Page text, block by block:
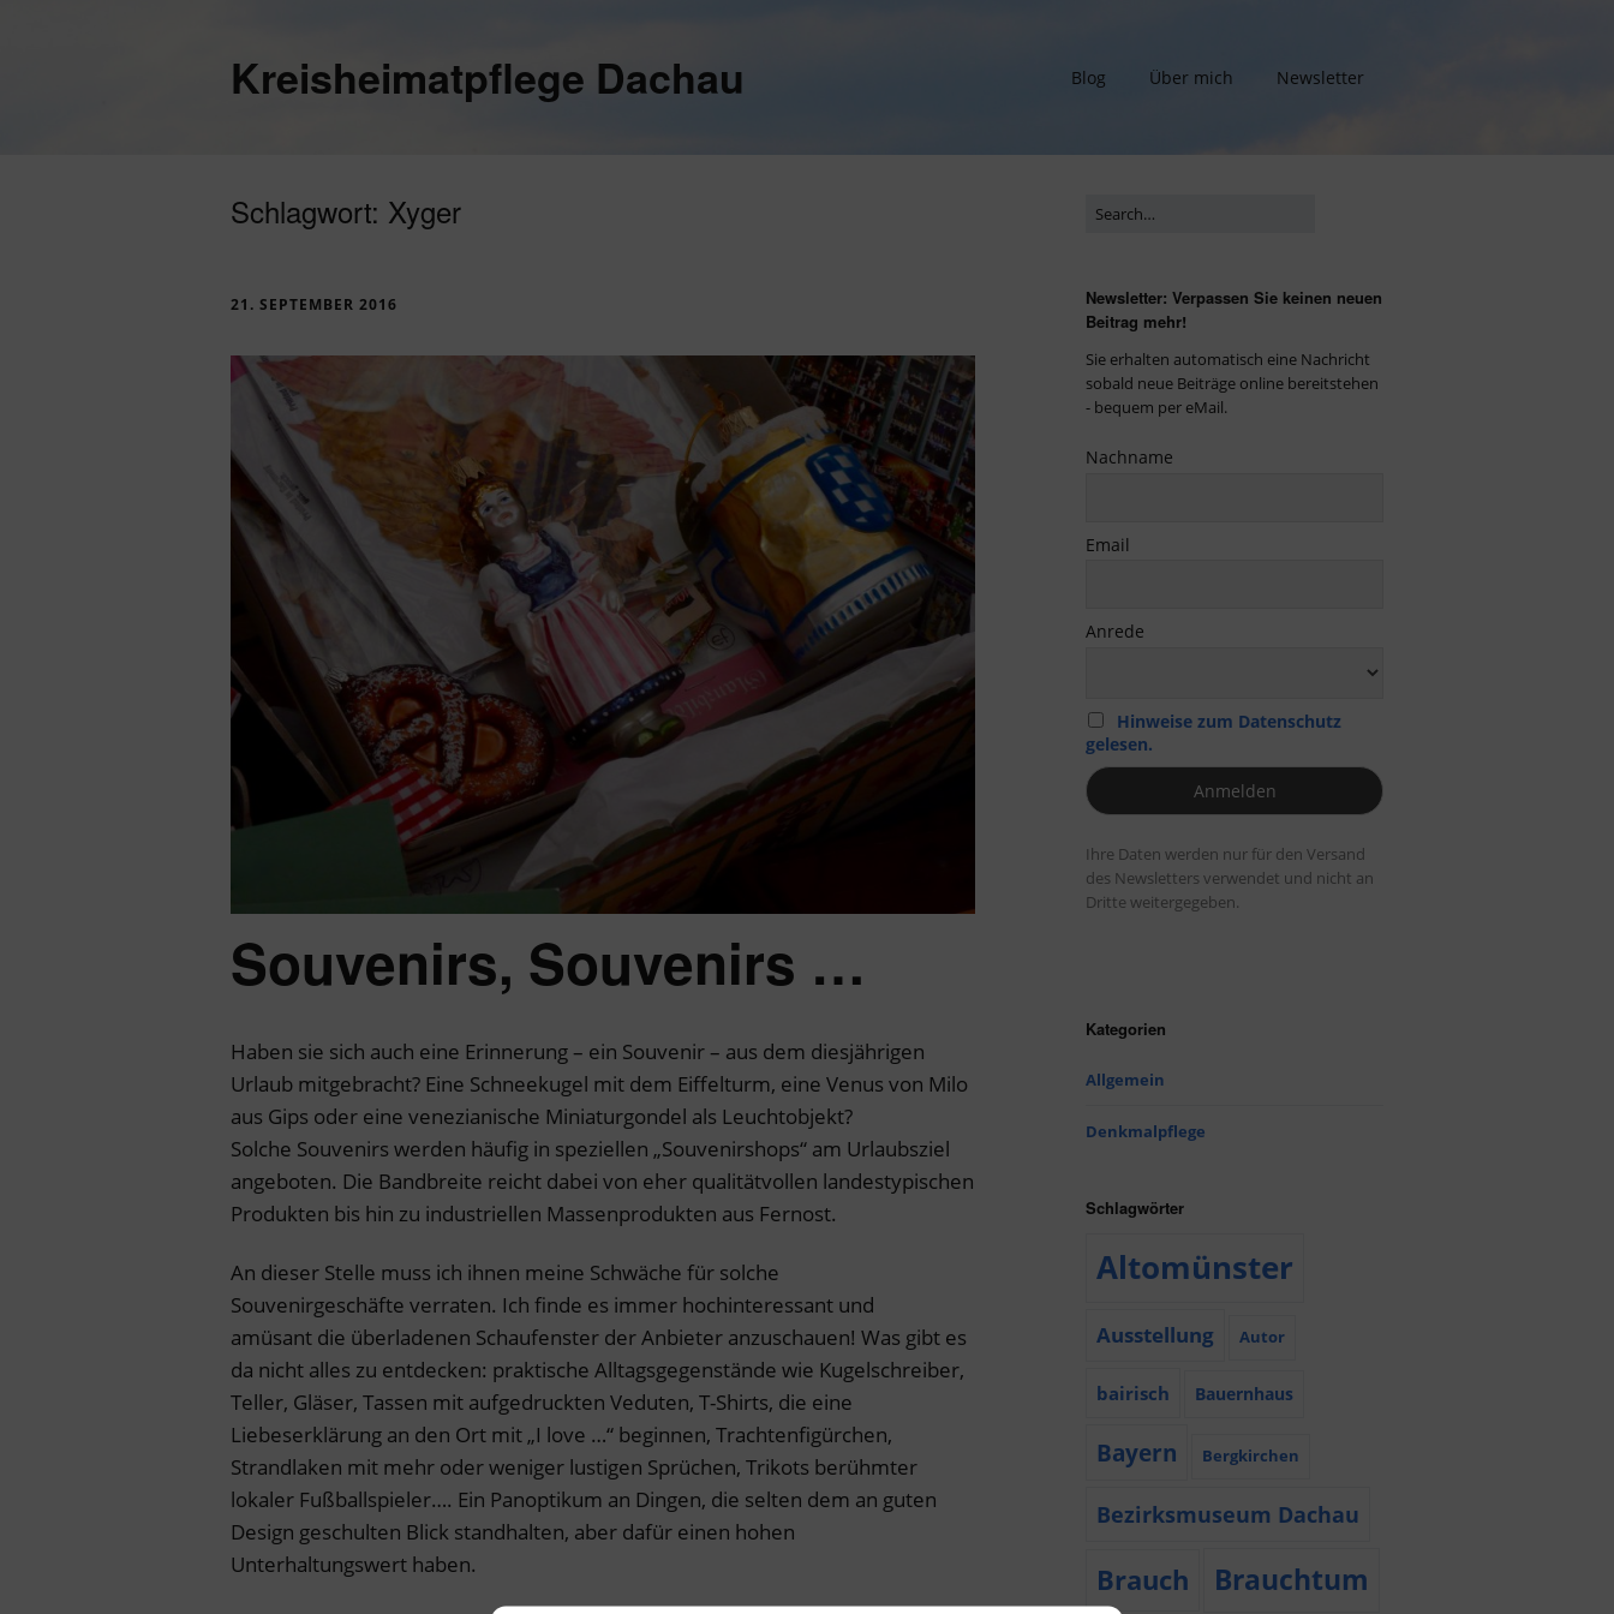
Kreisheimatpflege Dachau Blog Über mich Newsletter
Schlagwort: Xyger
21. SEPTEMBER 2016
Souvenirs, Souvenirs …
Haben sie sich auch eine Erinnerung – ein Souvenir – aus dem diesjährigen
Urlaub mitgebracht? Eine Schneekugel mit dem Eiffelturm, eine Venus von Milo
aus Gips oder eine venezianische Miniaturgondel als Leuchtobjekt?
Solche Souvenirs werden häufig in speziellen „Souvenirshops“ am Urlaubsziel
angeboten. Die Bandbreite reicht dabei von eher qualitätvollen landestypischen
Produkten bis hin zu industriellen Massenprodukten aus Fernost.
An dieser Stelle muss ich ihnen meine Schwäche für solche
Souvenirgeschäfte verraten. Ich finde es immer hochinteressant und
amüsant die überladenen Schaufenster der Anbieter anzuschauen! Was gibt es
da nicht alles zu entdecken: praktische Alltagsgegenstände wie Kugelschreiber,
Teller, Gläser, Tassen mit aufgedruckten Veduten, T-Shirts, die eine
Liebeserklärung an den Ort mit „I love …“ beginnen, Trachtenfigürchen,
Strandlaken mit mehr oder weniger lustigen Sprüchen, Trikots berühmter
lokaler Fußballspieler…. Ein Panoptikum an Dingen, die selten dem an guten
Design geschulten Blick standhalten, aber dafür einen hohen
Unterhaltungswert haben.
Newsletter: Verpassen Sie keinen neuen
Beitrag mehr!
Sie erhalten automatisch eine Nachricht
sobald neue Beiträge online bereitstehen
- bequem per eMail.
Nachname
Email
Anrede
Hinweise zum Datenschutz
gelesen.
Ihre Daten werden nur für den Versand
des Newsletters verwendet und nicht an
Dritte weitergegeben.
Kategorien
Allgemein
Denkmalpflege
Schlagwörter
Altomünster
Ausstellung Autor
bairisch Bauernhaus
Bayern Bergkirchen
Bezirksmuseum Dachau
Brauch Brauchtum